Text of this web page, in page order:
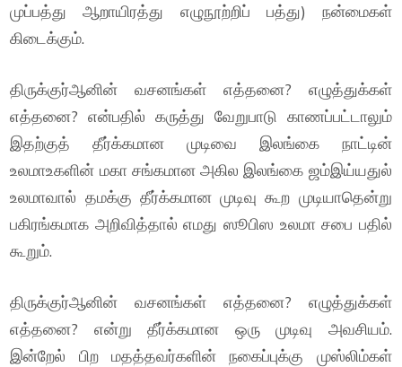
முப்பத்து ஆறாயிரத்து எழுநூற்றிப் பத்து) நன்மைகள்
கிடைக்கும்.
திருக்குர்ஆனின் வசனங்கள் எத்தனை? எழுத்துக்கள்
எத்தனை? என்பதில் கருத்து வேறுபாடு காணப்பட்டாலும்
இதற்குத் தீர்க்கமான முடிவை இலங்கை நாட்டின்
உலமாஉகளின் மகா சங்கமான அகில இலங்கை ஜம்இய்யதுல்
உலமாவால் தமக்கு தீர்க்கமான முடிவு கூற முடியாதென்று
பகிரங்கமாக அறிவித்தால் எமது ஸூபிஸ உலமா சபை பதில்
கூறும்.
திருக்குர்ஆனின் வசனங்கள் எத்தனை? எழுத்துக்கள்
எத்தனை? என்று தீர்க்கமான ஒரு முடிவு அவசியம்.
இன்றேல் பிற மதத்தவர்களின் நகைப்புக்கு முஸ்லிம்கள்